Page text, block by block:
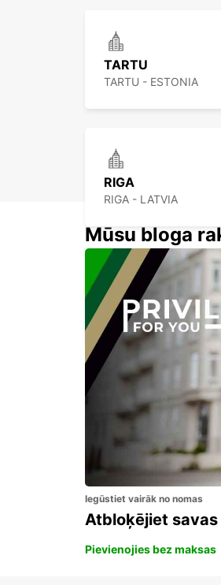
TARTU
TARTU - ESTONIA
RIGA
RIGA - LATVIA
HELSINKI CITY
HELSINKI - FINLAND
Mūsu bloga
Iegūstiet vairāk no nomas
Atbloķējiet savas
Pievienojies bez maksas